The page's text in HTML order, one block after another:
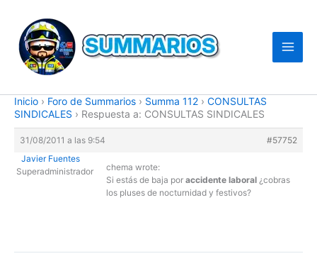
contenido
Inicio › Foro de Summarios › Summa 112 › CONSULTAS
SINDICALES › Respuesta a: CONSULTAS SINDICALES
31/08/2011 a las 9:54
#57752
Javier Fuentes
Superadministrador
chema wrote:
Si estás de baja por accidente laboral ¿cobras
los pluses de nocturnidad y festivos?